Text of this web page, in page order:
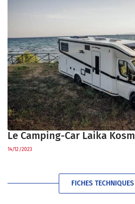
Le Camping-Car Laika
14/12/2023
FICHES